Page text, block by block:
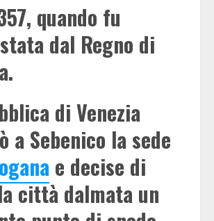
quando fu
dal Regno di
di Venezia
a Sebenico la sede
e decise di
città dalmata un